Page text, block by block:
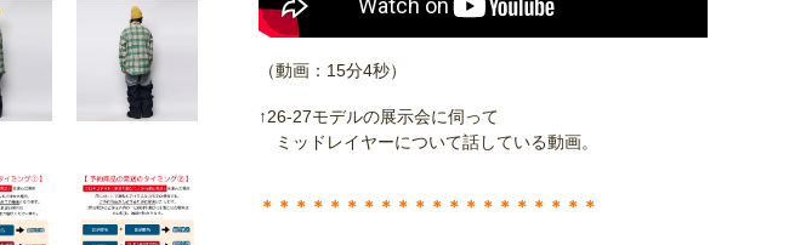
（動画：15分4秒）
↑26-27モデルの展示会に伺って
ミッドレイヤーについて話している動画。
＊＊＊＊＊＊＊＊＊＊＊＊＊＊＊＊＊＊＊＊